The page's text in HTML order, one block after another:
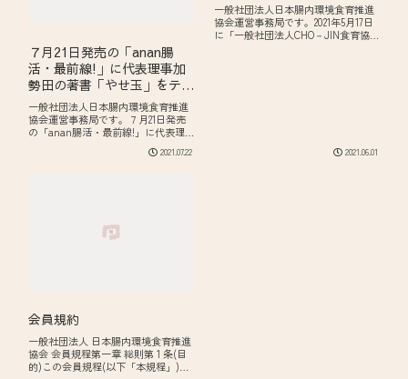
７月21日発売の「anan腸
活・最前線!」に代表理事加
勢田の著書「やせ玉」をテー
マにカラー4ページにて特集
いただきました。
一般社団法人日本腸内環境食育推進
協会運営事務局です。７月21日発売
の「anan腸活・最前線!」に代表理
にカラー4ページにて特集いただきま
2021.07.22
一般社団法人日本腸内環境食育推進
協会運営事務局です。2021年5月17日
に「一般社団法人CHO－JIN食育協
2021.06.01
会員規約
一般社団法人 日本腸内環境食育推進
協会 会員規程第一章 総則第 1 条(目
的)この会員規程(以下「本規程」)